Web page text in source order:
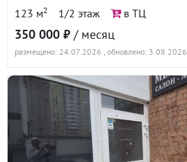
123 м2 1/2 этаж в ТЦ
350 000 ₽ / месяц
размещено: 24.07.2026 , обновлено: 3.08.2026